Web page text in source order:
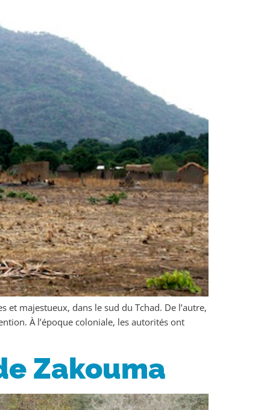
majestueux, dans le sud du Tchad. De l’autre,
À l’époque coloniale, les autorités ont
Zakouma